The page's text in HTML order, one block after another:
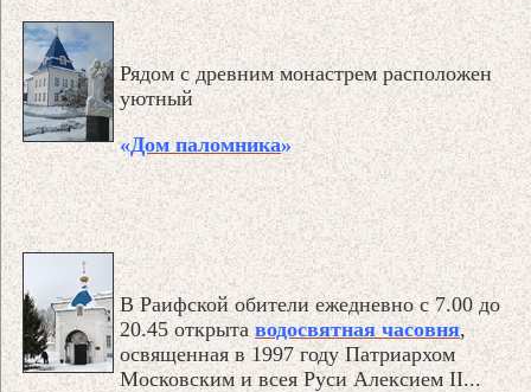
Рядом с древним монастрем расположен
уютный
«Дом паломника»
В Раифской обители ежедневно с 7.00 до
20.45 открытаводосвятная часовня,
освященная в 1997 году Патриархом
Московским и всея Руси Алексием II...